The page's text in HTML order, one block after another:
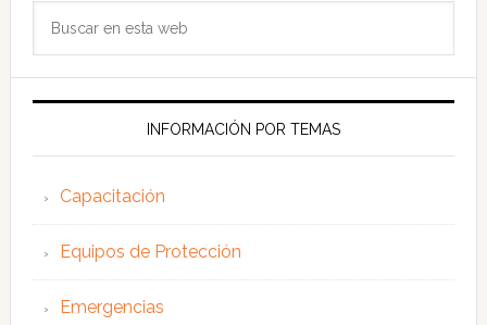
web
INFORMACIÓN POR TEMAS
Capacitación
Equipos de Protección
Emergencias